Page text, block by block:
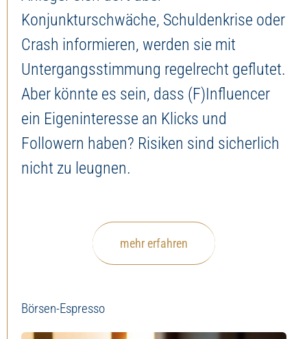
Konjunkturschwäche, Schuldenkrise oder
Crash informieren, werden sie mit
Untergangsstimmung regelrecht geflutet.
Aber könnte es sein, dass (F)Influencer
ein Eigeninteresse an Klicks und
Followern haben? Risiken sind sicherlich
nicht zu leugnen.
mehr erfahren
Börsen-Espresso